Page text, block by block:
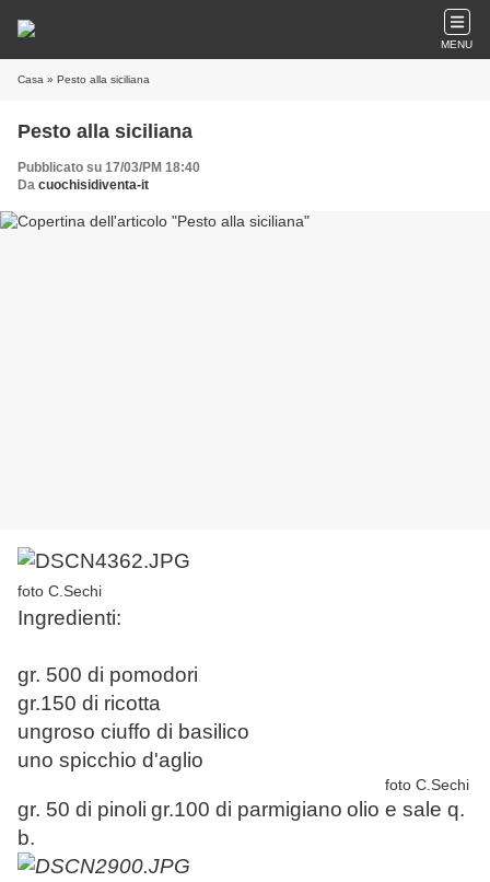
MENU
Casa » Pesto alla siciliana
Pesto alla siciliana
Pubblicato su 17/03/PM 18:40
Da cuochisidiventa-it
foto C.Sechi
Ingredienti:
gr. 500 di pomodori
gr.150 di ricotta
ungroso ciuffo di basilico
uno spicchio d'aglio
foto C.Sechi
gr. 50 di pinoli gr.100 di parmigiano olio e sale q.
b.